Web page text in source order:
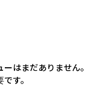
はまだありません。
す。